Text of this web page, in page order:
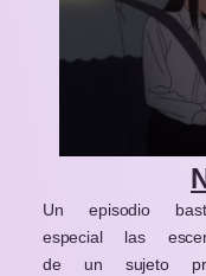
Un episodio
especial las
de un sujeto